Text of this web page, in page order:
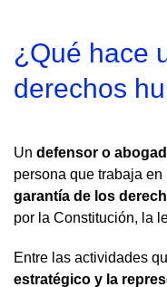
¿Qué hace
derechos
Un defensor o
persona que trabaja en
garantía de los
por la Constitución, la
Entre las actividades
estratégico y la